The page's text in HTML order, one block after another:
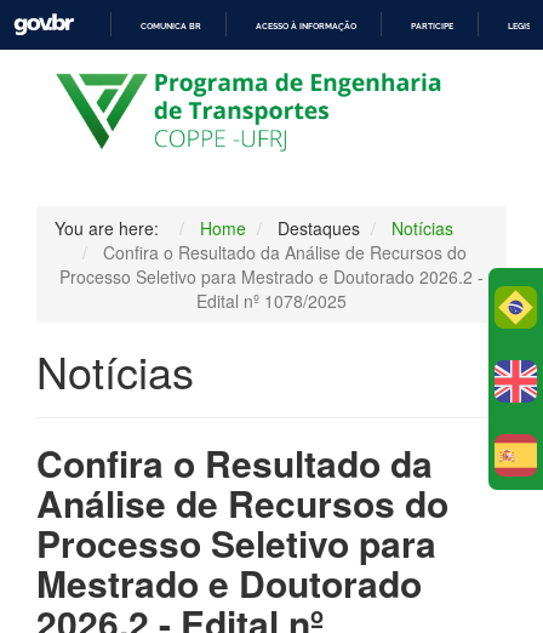
PARA
O
CONTEÚDO
COMUNICA BR ACESSO À INFORMAÇÃO PARTICIPE
You are here: Home Destaques
Notícias
Confira o Resultado da Análise de Recursos do
Processo Seletivo para Mestrado e Doutorado 2026.2 -
Edital nº 1078/2025
Notícias
Confira o Resultado da
Análise de Recursos do
Processo Seletivo para
Mestrado e Doutorado